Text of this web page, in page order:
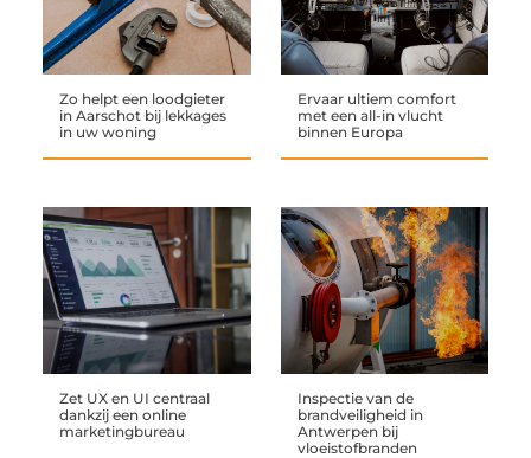
Zo helpt een loodgieter
in Aarschot bij lekkages
in uw woning
Ervaar ultiem comfort
met een all-in vlucht
binnen Europa
Zet UX en UI centraal
dankzij een online
marketingbureau
Inspectie van de
brandveiligheid in
Antwerpen bij
vloeistofbranden